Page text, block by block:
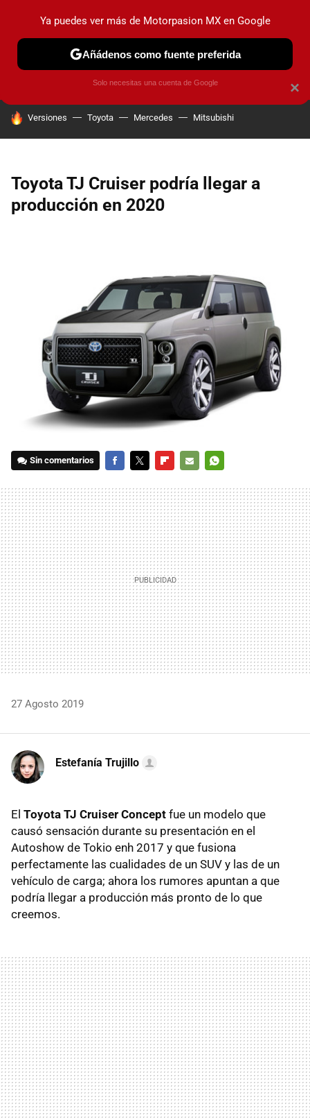
PRUEBAS INDUSTRIA HOY NO CIRCULA
HOY SE HABLA DE
Versiones Toyota Mercedes Mitsubishi
Toyota TJ Cruiser podría llegar a
producción en 2020
Sin comentarios
MAIL
27 Agosto 2019
Estefanía Trujillo
El Toyota TJ Cruiser Concept fue un modelo que
causó sensación durante su presentación en el
Autoshow de Tokio enh 2017 y que fusiona
perfectamente las cualidades de un SUV y las de un
vehículo de carga; ahora los rumores apuntan a que
podría llegar a producción más pronto de lo que
creemos.
×
Ya puedes ver más de Motorpasion MX en Google
Añádenos como fuente preferida
Solo necesitas una cuenta de Google